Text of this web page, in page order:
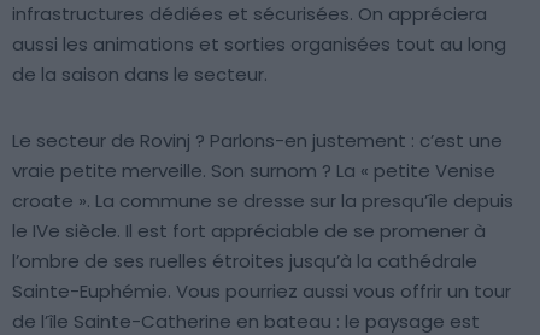
infrastructures dédiées et sécurisées. On appréciera
aussi les animations et sorties organisées tout au long
de la saison dans le secteur.
Le secteur de Rovinj ? Parlons-en justement : c’est une
vraie petite merveille. Son surnom ? La « petite Venise
croate ». La commune se dresse sur la presqu’île depuis
le IVe siècle. Il est fort appréciable de se promener à
l’ombre de ses ruelles étroites jusqu’à la cathédrale
Sainte-Euphémie. Vous pourriez aussi vous offrir un tour
de l’île Sainte-Catherine en bateau : le paysage est